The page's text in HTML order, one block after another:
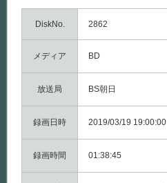
DiskNo. 2862
メディア BD
放送局 BS朝日
録画日時 2019/03/19 19:00:00
録画時間 01:38:45